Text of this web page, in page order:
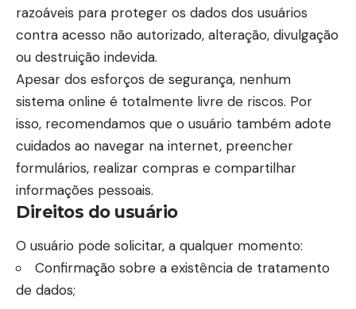
razoáveis para proteger os dados dos usuários
contra acesso não autorizado, alteração, divulgação
ou destruição indevida.
Apesar dos esforços de segurança, nenhum
sistema online é totalmente livre de riscos. Por
isso, recomendamos que o usuário também adote
cuidados ao navegar na internet, preencher
formulários, realizar compras e compartilhar
informações pessoais.
Direitos do usuário
O usuário pode solicitar, a qualquer momento:
Confirmação sobre a existência de tratamento
de dados;